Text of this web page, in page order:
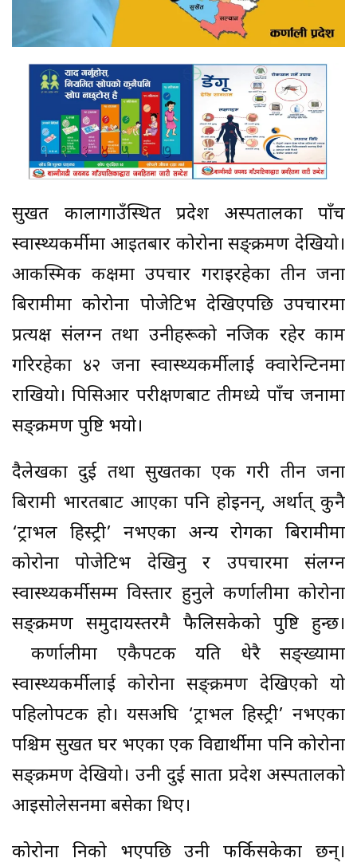
सुर्खेत कालागाउँस्थित प्रदेश अस्पतालका पाँच
स्वास्थ्यकर्मीमा आइतबार कोरोना सङ्क्रमण देखियो।
आकस्मिक कक्षमा उपचार गराइरहेका तीन जना
बिरामीमा कोरोना पोजेटिभ देखिएपछि उपचारमा
प्रत्यक्ष संलग्न तथा उनीहरूको नजिक रहेर काम
गरिरहेका ४२ जना स्वास्थ्यकर्मीलाई क्वारेन्टिनमा
राखियो। पिसिआर परीक्षणबाट तीमध्ये पाँच जनामा
सङ्क्रमण पुष्टि भयो।
दैलेखका दुई तथा सुर्खेतका एक गरी तीन जना
बिरामी भारतबाट आएका पनि होइनन्, अर्थात् कुनै
‘ट्राभल हिस्ट्री’ नभएका अन्य रोगका बिरामीमा
कोरोना पोजेटिभ देखिनु र उपचारमा संलग्न
स्वास्थ्यकर्मीसम्म विस्तार हुनुले कर्णालीमा कोरोना
सङ्क्रमण समुदायस्तरमै फैलिसकेको पुष्टि हुन्छ।
कर्णालीमा एकैपटक यति धेरै सङ्ख्यामा
स्वास्थ्यकर्मीलाई कोरोना सङ्क्रमण देखिएको यो
पहिलोपटक हो। यसअघि ‘ट्राभल हिस्ट्री’ नभएका
पश्चिम सुर्खेत घर भएका एक विद्यार्थीमा पनि कोरोना
सङ्क्रमण देखियो। उनी दुई साता प्रदेश अस्पतालको
आइसोलेसनमा बसेका थिए।
कोरोना निको भएपछि उनी फर्किसकेका छन्।